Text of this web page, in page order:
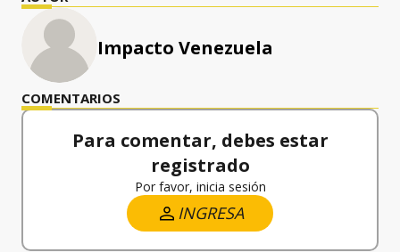
Impacto Venezuela
COMENTARIOS
Para comentar, debes estar
registrado
Por favor, inicia sesión
INGRESA